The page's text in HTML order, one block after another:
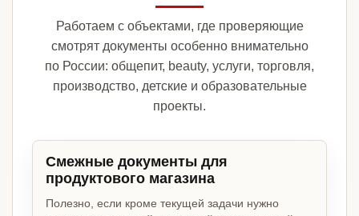
Работаем с объектами, где проверяющие
смотрят документы особенно внимательно
по России: общепит, beauty, услуги, торговля,
производство, детские и образовательные
проекты.
Смежные документы для
продуктового магазина
Полезно, если кроме текущей задачи нужно